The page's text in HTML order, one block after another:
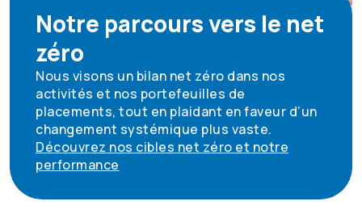
Notre parcours vers le net
zéro
Nous visons un bilan net zéro dans nos
activités et nos portefeuilles de
placements, tout en plaidant en faveur d’un
changement systémique plus vaste.
Découvrez nos cibles net zéro et notre
performance